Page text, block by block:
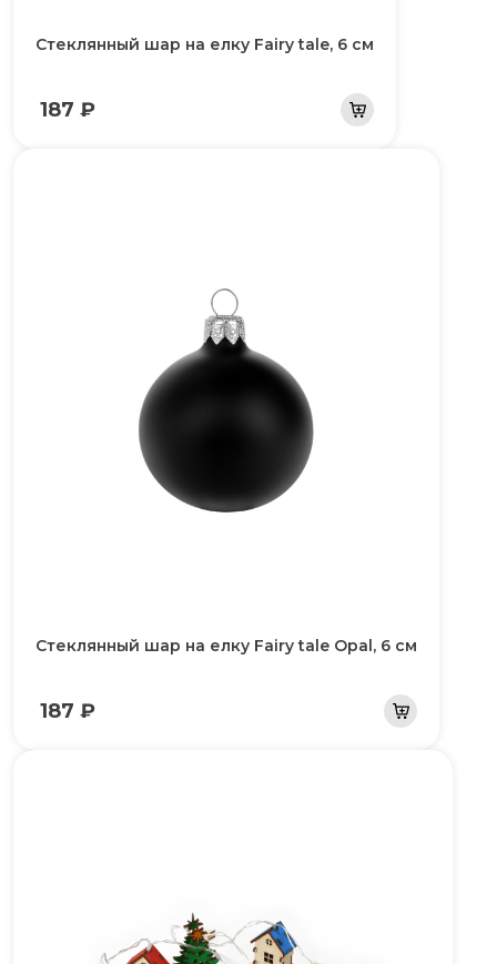
Стеклянный шар на елку Fairy tale, 6 см
187 ₽
Стеклянный шар на елку Fairy tale Opal, 6 см
187 ₽